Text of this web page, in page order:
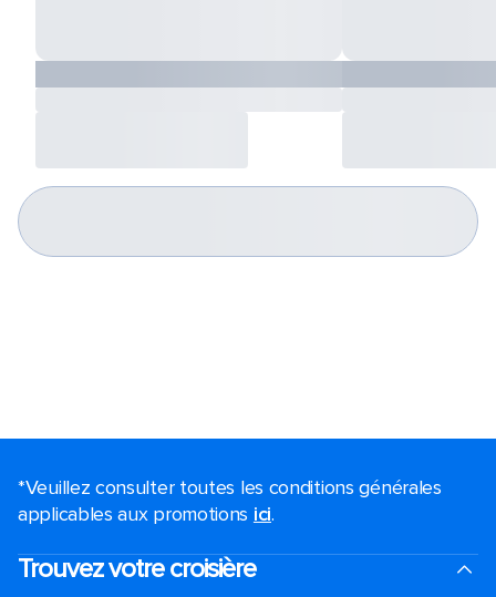
*Veuillez consulter toutes les conditions générales
applicables aux promotions ici.
Trouvez votre croisière